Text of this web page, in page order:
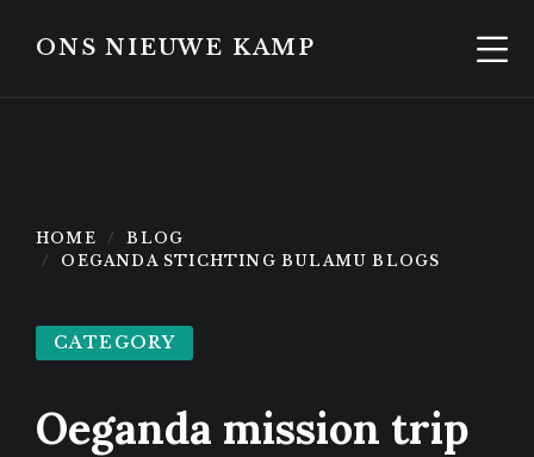
content
footerONS NIEUWE KAMP
HOME
BLOG
OEGANDA STICHTING BULAMU BLOGS
CATEGORY
Oeganda mission trip